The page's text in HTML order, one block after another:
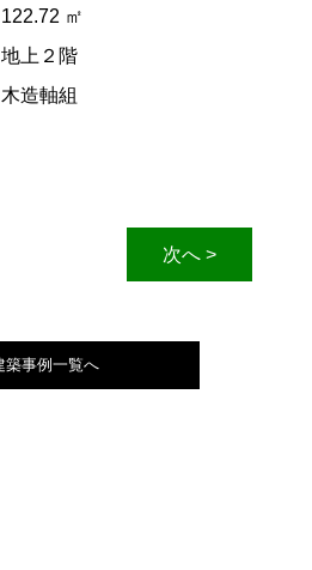
122.72 ㎡
地上２階
木造軸組
次へ >
築事例一覧へ